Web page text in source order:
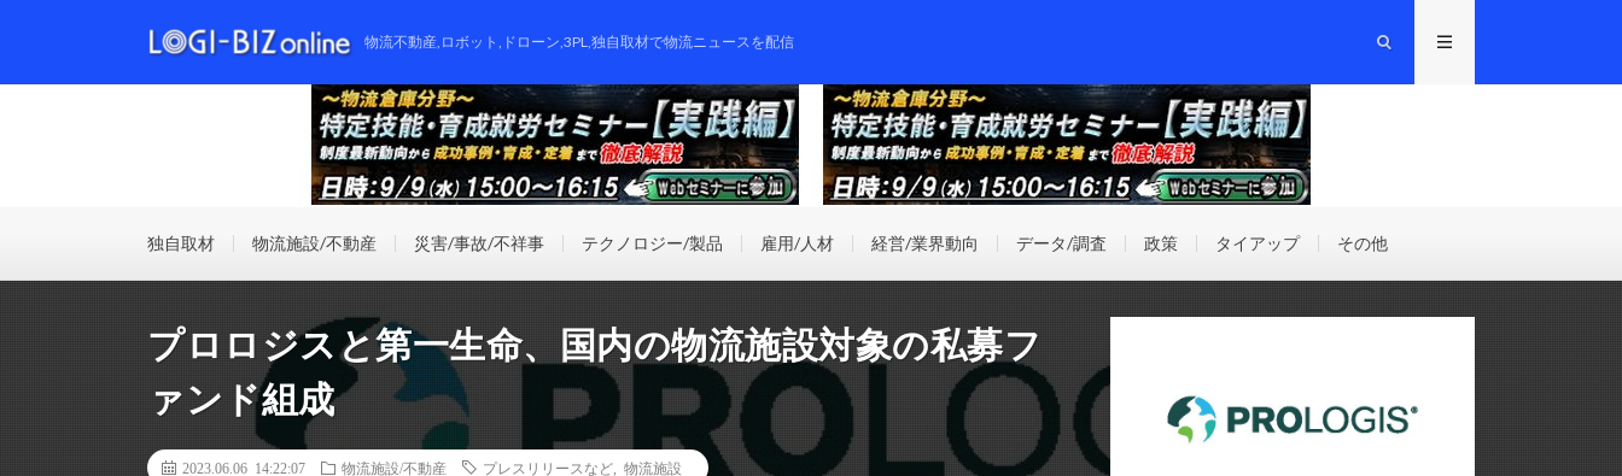
物流不動産,ロボット,ドローン,3PL,独自取材で物流ニュースを配信
独自取材 物流施設/不動産 災害/事故/不祥事 テクノロジー/製品 雇用/人材 経営/業界動向 データ/調査 政策 タイアップ その他
プロロジスと第一生命、国内の物流施設対象の私募フ
ァンド組成
2023.06.06 14:22:07 物流施設/不動産 プレスリリースなど 物流施設